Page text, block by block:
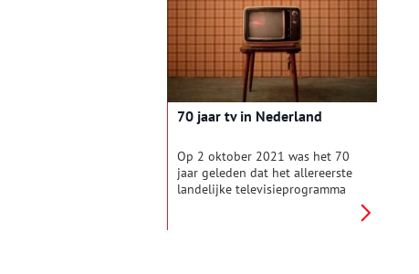
70 jaar tv in Nederland
Op 2 oktober 2021 was het 70
jaar geleden dat het allereerste
landelijke televisieprogramma